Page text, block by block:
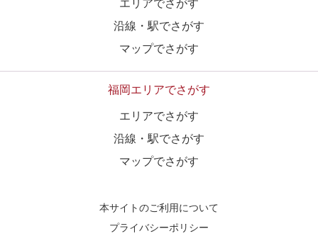
エリアでさがす
沿線・駅でさがす
マップでさがす
福岡エリアでさがす
エリアでさがす
沿線・駅でさがす
マップでさがす
本サイトのご利用について
プライバシーポリシー